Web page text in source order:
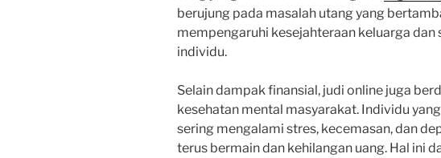
berujung pada masalah utang yang
mempengaruhi kesejahteraan keluarga
individu.
Selain dampak finansial, judi online juga
kesehatan mental masyarakat. Individu
sering mengalami stres, kecemasan, dan
terus bermain dan kehilangan uang. Hal ini